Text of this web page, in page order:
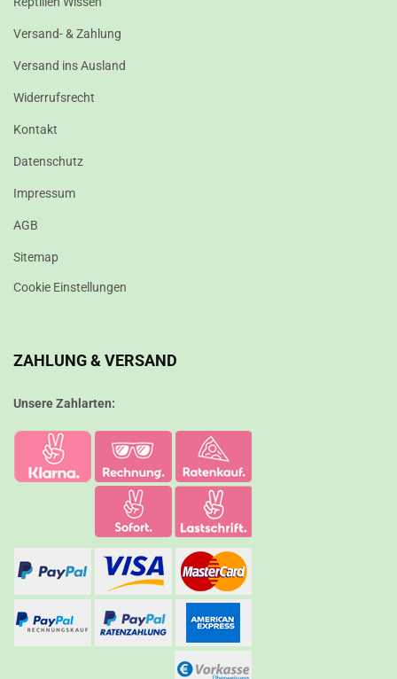
Versand- & Zahlung
Versand ins Ausland
Widerrufsrecht
Kontakt
Datenschutz
Impressum
AGB
Sitemap
Cookie Einstellungen
ZAHLUNG & VERSAND
Unsere Zahlarten: